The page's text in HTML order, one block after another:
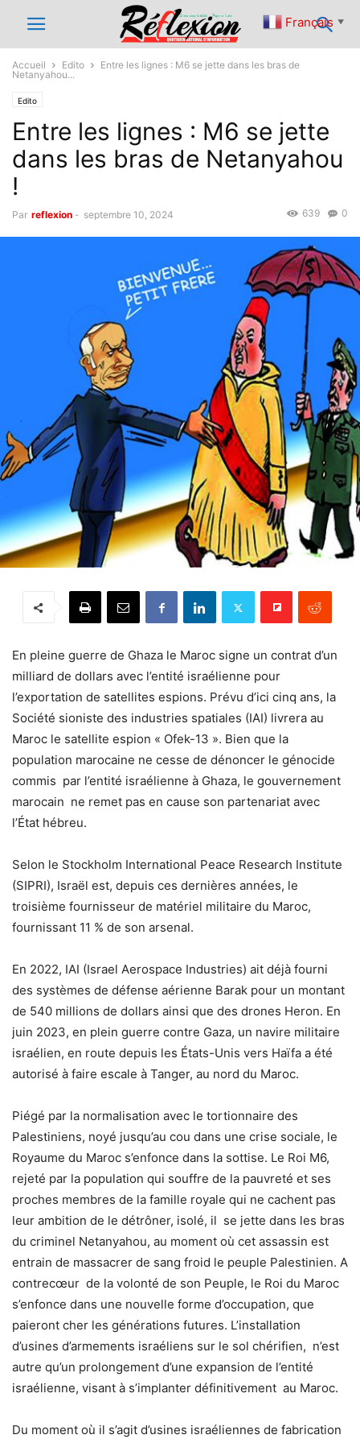
Accueil Edito
Entre les lignes : M6 se jette dans les bras de
Netanyahou...
Edito
Entre les lignes : M6 se jette
dans les bras de Netanyahou
!
Par reflexion - septembre 10, 2024 0
639
En pleine guerre de Ghaza le Maroc signe un contrat d’un
milliard de dollars avec l’entité israélienne pour
l’exportation de satellites espions. Prévu d’ici cinq ans, la
Société sioniste des industries spatiales (IAI) livrera au
Maroc le satellite espion « Ofek-13 ». Bien que la
population marocaine ne cesse de dénoncer le génocide
commis par l’entité israélienne à Ghaza, le gouvernement
marocain ne remet pas en cause son partenariat avec
l’État hébreu.
Selon le Stockholm International Peace Research Institute
(SIPRI), Israël est, depuis ces dernières années, le
troisième fournisseur de matériel militaire du Maroc,
fournissant 11 % de son arsenal.
En 2022, IAI (Israel Aerospace Industries) ait déjà fourni
des systèmes de défense aérienne Barak pour un montant
de 540 millions de dollars ainsi que des drones Heron. En
juin 2023, en plein guerre contre Gaza, un navire militaire
israélien, en route depuis les États-Unis vers Haïfa a été
autorisé à faire escale à Tanger, au nord du Maroc.
Piégé par la normalisation avec le tortionnaire des
Palestiniens, noyé jusqu’au cou dans une crise sociale, le
Royaume du Maroc s’enfonce dans la sottise. Le Roi M6,
rejeté par la population qui souffre de la pauvreté et ses
proches membres de la famille royale qui ne cachent pas
leur ambition de le détrôner, isolé, il se jette dans les bras
du criminel Netanyahou, au moment où cet assassin est
entrain de massacrer de sang froid le peuple Palestinien. A
contrecœur de la volonté de son Peuple, le Roi du Maroc
s’enfonce dans une nouvelle forme d’occupation, que
paieront cher les générations futures. L’installation
d’usines d’armements israéliens sur le sol chérifien, n’est
autre qu’un prolongement d’une expansion de l’entité
israélienne, visant à s’implanter définitivement au Maroc.
Du moment où il s’agit d’usines israéliennes de fabrication
Français ▼